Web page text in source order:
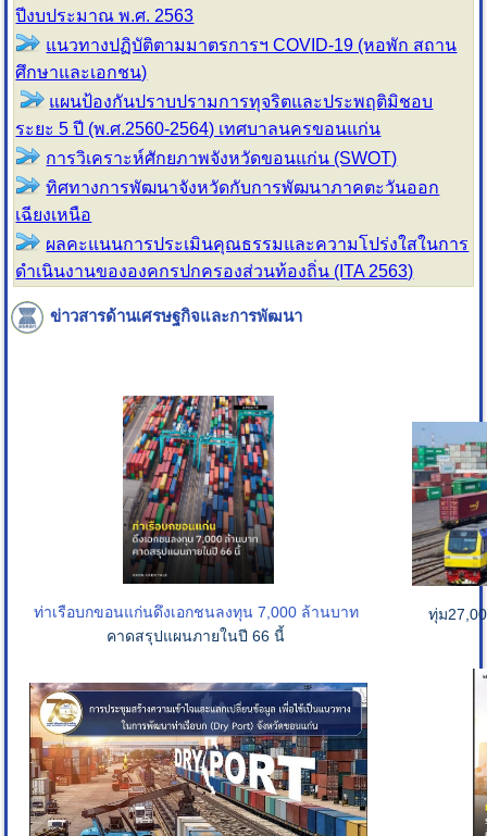
ปีงบประมาณ พ.ศ. 2563
แนวทางปฏิบัติตามมาตรการฯ COVID-19 (หอพัก สถาน
ศึกษาและเอกชน)
แผนป้องกันปราบปรามการทุจริตและประพฤติมิชอบ
ระยะ 5 ปี (พ.ศ.2560-2564) เทศบาลนครขอนแก่น
การวิเคราะห์ศักยภาพจังหวัดขอนแก่น (SWOT)
ทิศทางการพัฒนาจังหวัดกับการพัฒนาภาคตะวันออก
เฉียงเหนือ
ผลคะแนนการประเมินคุณธรรมและความโปร่งใสในการ
ดำเนินงานขององคกรปกครองส่วนท้องถิ่น (ITA 2563)
ข่าวสารด้านเศรษฐกิจและการพัฒนา
ท่าเรือบกขอนแก่นดึงเอกชนลงทุน 7,000 ล้านบาท
คาดสรุปแผนภายในปี 66 นี้
ทุ่ม